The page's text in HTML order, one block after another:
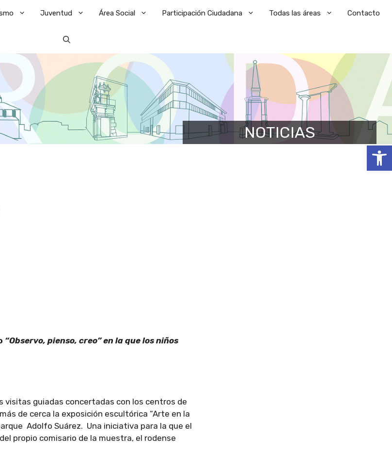
Abrir
Juventud Área Social Participación Ciudadana Todas las áreas Contacto
NOTICIAS
“Observo, pienso, creo” en la que los niños
visitas guiadas concertadas con los centros de
de cerca la exposición escultórica “Arte en la
Adolfo Suárez. Una iniciativa para la que el
propio comisario de la muestra, el rodense